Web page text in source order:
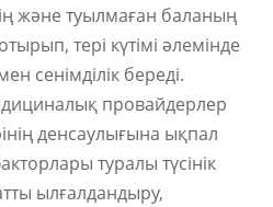
және туылмаған баланың
тері күтімі әлемінде
сенімділік береді.
провайдерлер
денсаулығына ықпал
туралы түсінік
ылғалдандыру,